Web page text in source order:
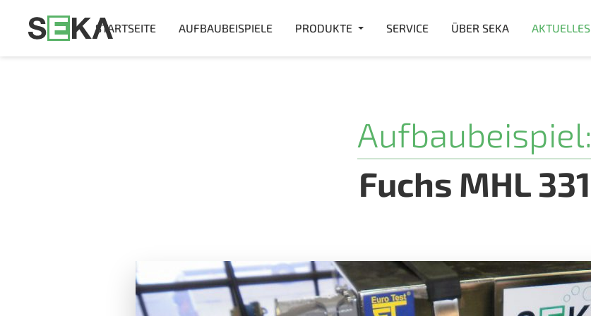
STARTSEITE AUFBAUBEISPIELE PRODUKTE SERVICE ÜBER SEKA AKTUELLES
Aufbaubeispiel:
Fuchs MHL 331